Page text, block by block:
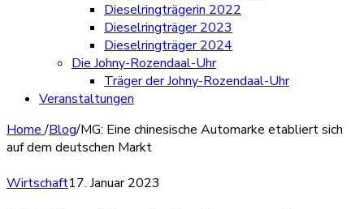
Dieselringträgerin 2022
Dieselringträger 2023
Dieselringträger 2024
Die Johny-Rozendaal-Uhr
Träger der Johny-Rozendaal-Uhr
Veranstaltungen
Home/Blog/MG: Eine chinesische Automarke etabliert sich
auf dem deutschen Markt
Wirtschaft17. Januar 2023